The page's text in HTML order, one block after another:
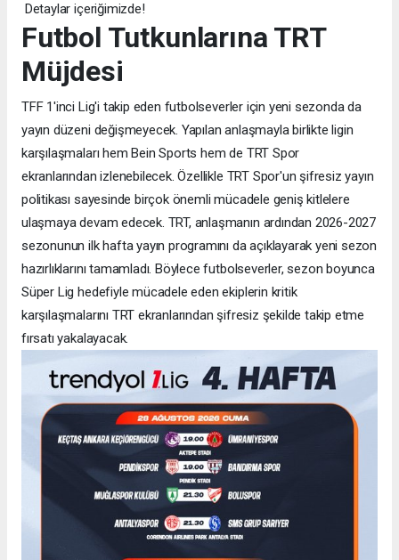
Detaylar içeriğimizde!
Futbol Tutkunlarına TRT
Müjdesi
TFF 1'inci Lig'i takip eden futbolseverler için yeni sezonda da
yayın düzeni değişmeyecek. Yapılan anlaşmayla birlikte ligin
karşılaşmaları hem Bein Sports hem de TRT Spor
ekranlarından izlenebilecek. Özellikle TRT Spor'un şifresiz yayın
politikası sayesinde birçok önemli mücadele geniş kitlelere
ulaşmaya devam edecek. TRT, anlaşmanın ardından 2026-2027
sezonunun ilk hafta yayın programını da açıklayarak yeni sezon
hazırlıklarını tamamladı. Böylece futbolseverler, sezon boyunca
Süper Lig hedefiyle mücadele eden ekiplerin kritik
karşılaşmalarını TRT ekranlarından şifresiz şekilde takip etme
fırsatı yakalayacak.